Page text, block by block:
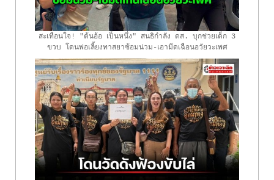
สะเทือนใจ! "ต้นอ้อ เป็นหนึ่ง" สนธิกำลัง ดส. บุกช่วยเด็ก 3
ขวบ โดนพ่อเลี้ยงทาสยาซ้อมน่วม-เอามีดเฉือนอวัยวะเพศ